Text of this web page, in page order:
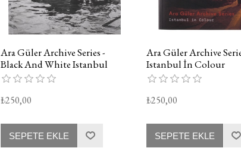
Ara Güler Archive Series -
Black And White Istanbul
₺250,00
SEPETE EKLE
Ara Güler Archive
Istanbul İn Colour
₺250,00
SEPETE EKLE